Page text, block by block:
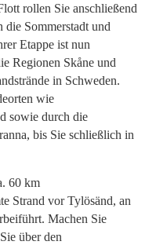
rollen Sie anschließend
die Sommerstadt und
Etappe ist nun
Regionen Skåne und
in Schweden.
wie
sowie durch die
bis Sie schließlich in
60 km
Strand vor Tylösänd, an
Machen Sie
über den